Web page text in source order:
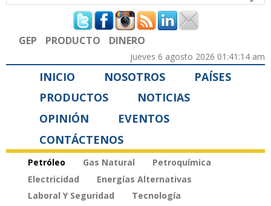
Formulario de búsqueda
GEP PRODUCTO DINERO
jueves 6 agosto 2026 01:41:14 am
INICIO NOSOTROS
PAÍSES
PRODUCTOS
NOTICIAS
OPINIÓN
EVENTOS
CONTÁCTENOS
Petróleo Gas Natural
Petroquímica
Electricidad
Energías Alternativas
Laboral Y Seguridad
Tecnología